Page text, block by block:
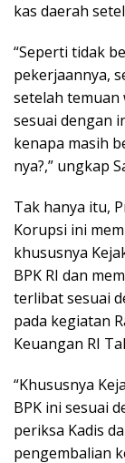
kas daerah
“Seperti tidak
pekerjaannya,
setelah temuan
sesuai dengan
kenapa masih
nya?,” ungkap
Tak hanya itu,
Korupsi ini
khususnya
BPK RI dan
terlibat sesuai
pada kegiatan
Keuangan RI
“Khususnya
BPK ini sesuai
periksa Kadis
pengembalian